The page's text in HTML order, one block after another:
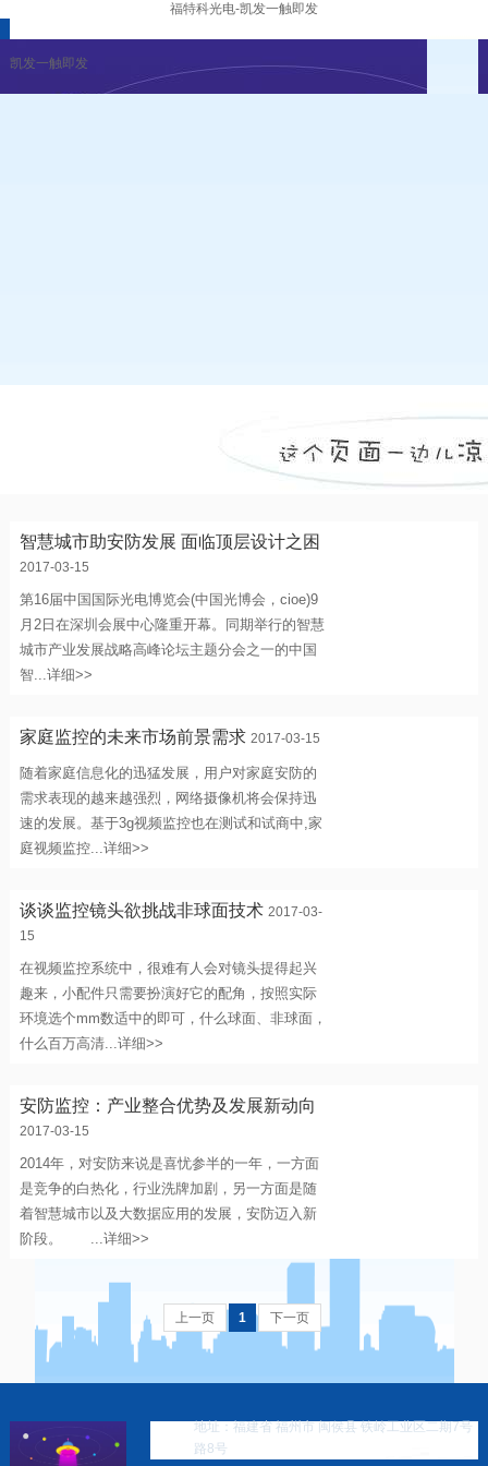
福特科光电-凯发一触即发
凯发一触即发
智慧城市助安防发展 面临顶层设计之困
2017-03-15
第16届中国国际光电博览会(中国光博会，cioe)9
月2日在深圳会展中心隆重开幕。同期举行的智慧
城市产业发展战略高峰论坛主题分会之一的中国
智...详细>>
家庭监控的未来市场前景需求 2017-03-15
随着家庭信息化的迅猛发展，用户对家庭安防的
需求表现的越来越强烈，网络摄像机将会保持迅
速的发展。基于3g视频监控也在测试和试商中,家
庭视频监控...详细>>
谈谈监控镜头欲挑战非球面技术 2017-03-
15
在视频监控系统中，很难有人会对镜头提得起兴
趣来，小配件只需要扮演好它的配角，按照实际
环境选个mm数适中的即可，什么球面、非球面，
什么百万高清...详细>>
安防监控：产业整合优势及发展新动向
2017-03-15
2014年，对安防来说是喜忧参半的一年，一方面
是竞争的白热化，行业洗牌加剧，另一方面是随
着智慧城市以及大数据应用的发展，安防迈入新
阶段。 ...详细>>
上一页 1 下一页
地址：福建省 福州市 闽侯县 铁岭工业区二期7号
路8号